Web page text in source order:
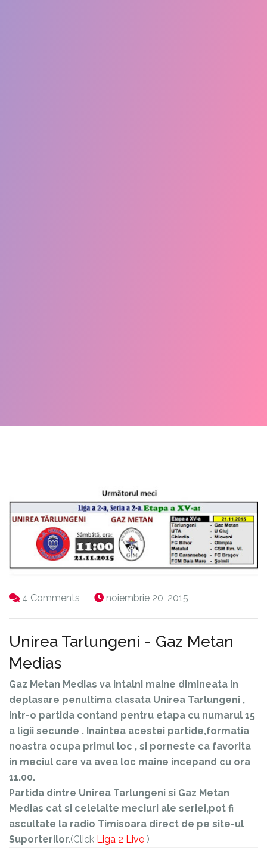
4 Comments noiembrie 20, 2015
Unirea Tarlungeni - Gaz Metan
Medias
Gaz Metan Medias va intalni maine dimineata in
deplasare penultima clasata Unirea Tarlungeni ,
intr-o partida contand pentru etapa cu numarul 15
a ligii secunde . Inaintea acestei partide,formatia
noastra ocupa primul loc , si porneste ca favorita
in meciul care va avea loc maine incepand cu ora
11.00.
Partida dintre Unirea Tarlungeni si Gaz Metan
Medias cat si celelalte meciuri ale seriei,pot fi
ascultate la radio Timisoara direct de pe site-ul
Suporterilor.(Click Liga 2 Live )